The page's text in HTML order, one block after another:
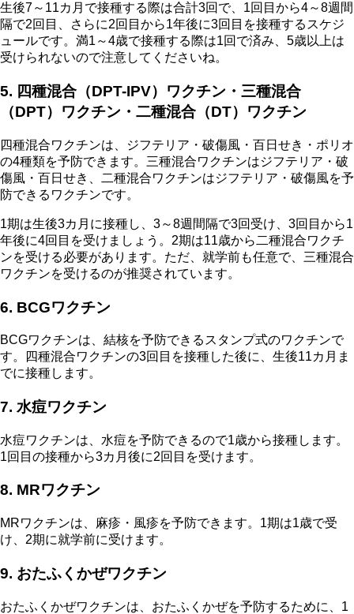
生後7～11カ月で接種する際は合計3回で、1回目から4～8週間
隔で2回目、さらに2回目から1年後に3回目を接種するスケジ
ュールです。満1～4歳で接種する際は1回で済み、5歳以上は
受けられないので注意してくださいね。
5. 四種混合（DPT-IPV）ワクチン・三種混合
（DPT）ワクチン・二種混合（DT）ワクチン
四種混合ワクチンは、ジフテリア・破傷風・百日せき・ポリオ
の4種類を予防できます。三種混合ワクチンはジフテリア・破
傷風・百日せき、二種混合ワクチンはジフテリア・破傷風を予
防できるワクチンです。
1期は生後3カ月に接種し、3～8週間隔で3回受け、3回目から1
年後に4回目を受けましょう。2期は11歳から二種混合ワクチ
ンを受ける必要があります。ただ、就学前も任意で、三種混合
ワクチンを受けるのが推奨されています。
6. BCGワクチン
BCGワクチンは、結核を予防できるスタンプ式のワクチンで
す。四種混合ワクチンの3回目を接種した後に、生後11カ月ま
でに接種します。
7. 水痘ワクチン
水痘ワクチンは、水痘を予防できるので1歳から接種します。
1回目の接種から3カ月後に2回目を受けます。
8. MRワクチン
MRワクチンは、麻疹・風疹を予防できます。1期は1歳で受
け、2期に就学前に受けます。
9. おたふくかぜワクチン
おたふくかぜワクチンは、おたふくかぜを予防するために、1